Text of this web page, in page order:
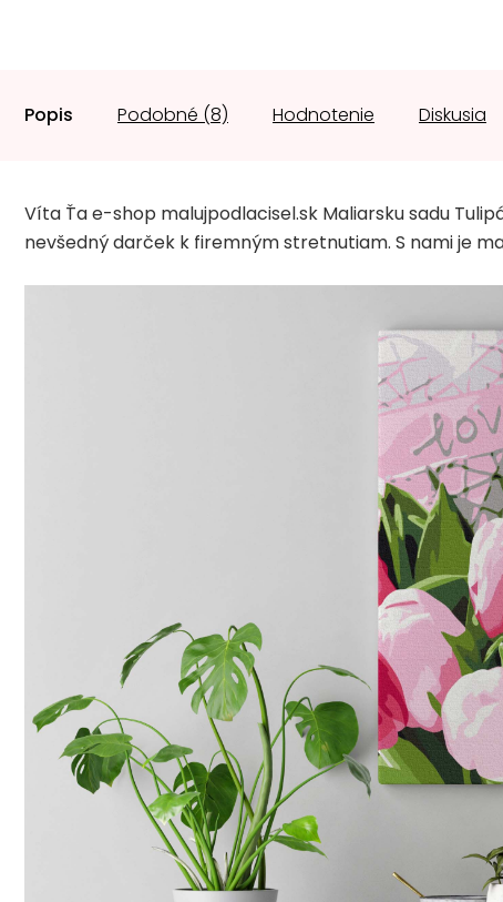
Popis Podobné (8) Hodnotenie Diskusia
Víta Ťa e-shop malujpodlacisel.sk Maliarsku sadu
nevšedný darček k firemným stretnutiam. S nami je